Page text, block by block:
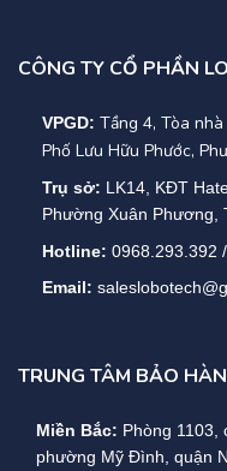
CÔNG TY CỔ PHẦN
VPGD: Tầng 4, Tòa
Phố Lưu Hữu Phước,
Trụ sở: LK14, KĐT
Phường Xuân Phương,
Hotline: 0968.293.392
Email:
TRUNG TÂM BẢO
Miền Bắc: Phòng 1103,
phường Mỹ Đình, quận